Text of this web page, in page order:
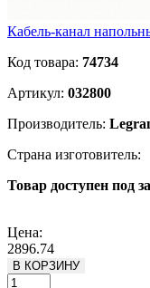
Кабель-канал
Код товара: 74734
Артикул: 032800
Производитель:
Страна изготовитель:
Товар доступен под
Цена:
2896.74
В КОРЗИНУ